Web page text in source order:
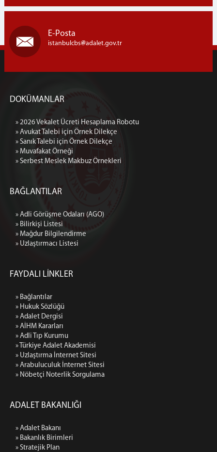
Çalışma Esasları
Ön Büro Tanıtım Broşürleri
Muhabere Hukuk Mahkemeleri Ön Büro
Hukuk Mahkemeleri Tevzi Bürosu Çalışma
Esasları
Ön Büro Tanıtım Broşürü
Görünümler
Cumhuriyet Başsavcısı
Basın Suçları Bürosu
Beyanname
Beyanname Ekinde İbraz Edilmesi Gereken
Belgeler
Amaç ve Çalışma Şekli
Adalet Komisyonu Başkanı
Adalet Komisyonu Üyesi
Mahkemeler
İCRA DAİRELERİ BŞK.
İcra Daireleri Başkanlığı
İcra ve İflas Daireleri İletişim Bilgileri
Bilgisi
İcra Daireleri
Ziyaret ve Etkinlikler
E-Posta
istanbulcbs adalet.gov.tr
DOKÜMANLAR
» 2026 Vekalet Ücreti Hesaplama Robotu
» Avukat Talebi için Örnek Dilekçe
» Sanık Talebi için Örnek Dilekçe
» Muvafakat Örneği
» Serbest Meslek Makbuz Örnekleri
BAĞLANTILAR
» Adli Görüşme Odaları (AGO)
» Bilirkişi Listesi
» Mağdur Bilgilendirme
» Uzlaştırmacı Listesi
FAYDALI LİNKLER
» Bağlantılar
» Hukuk Sözlüğü
» Adalet Dergisi
» AİHM Kararları
» Adli Tıp Kurumu
» Türkiye Adalet Akademisi
» Uzlaştırma İnternet Sitesi
» Arabuluculuk İnternet Sitesi
» Nöbetçi Noterlik Sorgulama
ADALET BAKANLIĞI
» Adalet Bakanı
» Bakanlık Birimleri
» Stratejik Plan